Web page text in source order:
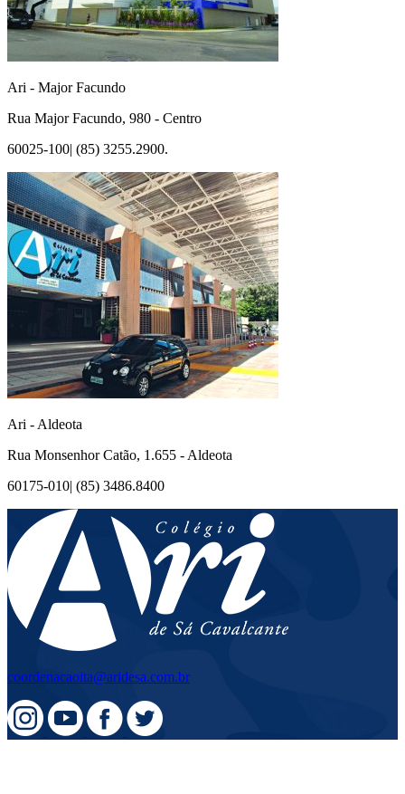
Ari - Major Facundo
Rua Major Facundo, 980 - Centro
60025-100| (85) 3255.2900.
Ari - Aldeota
Rua Monsenhor Catão, 1.655 - Aldeota
60175-010| (85) 3486.8400
coordenacaoita@aridesa.com.br